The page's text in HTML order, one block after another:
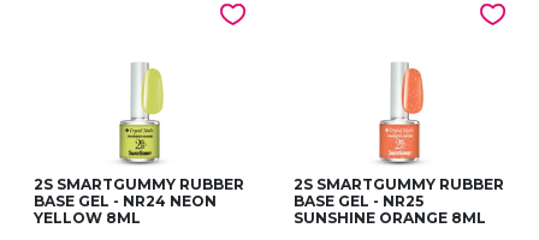
2S SMARTGUMMY RUBBER
BASE GEL - NR24 NEON
YELLOW 8ML
2S SMARTGUMMY RUBBER
BASE GEL - NR25
SUNSHINE ORANGE 8ML